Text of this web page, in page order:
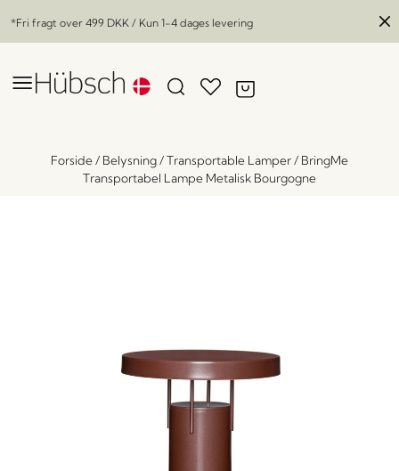
*Fri fragt over 499 DKK / Kun 1-4 dages levering
Forside/ Belysning/Transportable Lamper/ BringMe
Transportabel Lampe Metalisk Bourgogne